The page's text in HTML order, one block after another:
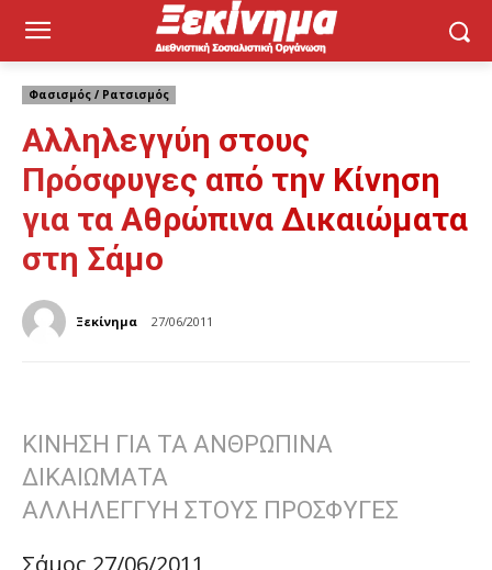
Φασισμός / Ρατσισμός
Αλληλεγγύη στους
Πρόσφυγες από την Κίνηση
για τα Αθρώπινα Δικαιώματα
στη Σάμο
Ξεκίνημα 27/06/2011
ΚΙΝΗΣΗ ΓΙΑ ΤΑ ΑΝΘΡΩΠΙΝΑ
ΔΙΚΑΙΩΜΑΤΑ
ΑΛΛΗΛΕΓΓΥΗ ΣΤΟΥΣ ΠΡΟΣΦΥΓΕΣ
Σάμος 27/06/2011